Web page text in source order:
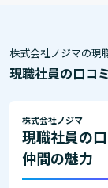
株式会社ノジマの現
現職社員の口コ
株式会社ノジマ
現職社員の
仲間の魅力